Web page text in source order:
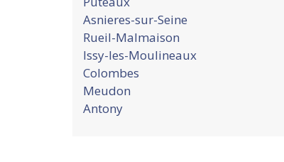
Asnieres-sur-Seine
Rueil-Malmaison
Issy-les-Moulineaux
Colombes
Meudon
Antony